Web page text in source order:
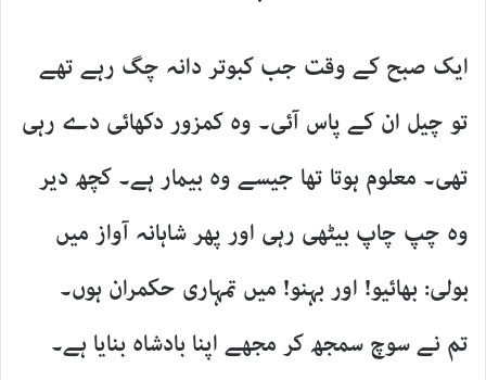
ایک صبح کے وقت جب کبوتر دانہ چگ رہے تھے
تو چیل ان کے پاس آئی۔ وہ کمزور دکھائی دے رہی
تھی۔ معلوم ہوتا تھا جیسے وہ بیمار ہے۔ کچھ دیر
وہ چپ چاپ بیٹھی رہی اور پھر شاہانہ آواز میں
بولی: بھائیو! اور بہنو! میں تمہاری حکمران ہوں۔
تم نے سوچ سمجھ کر مجھے اپنا بادشاہ بنایا ہے۔